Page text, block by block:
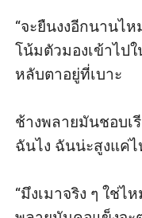
“จะยืนงงอีกนานไ
โน้มตัวมองเข้าไป
หลับตาอยู่ที่เบาะ
ช้างพลายมันชอบเ
ฉันไง ฉันน่ะสูงแค่ไ
“มึงเมาจริง ๆ ใช่ไ